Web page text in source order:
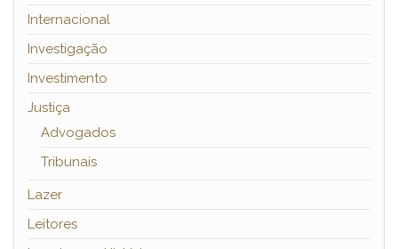
Internacional
Investigação
Investimento
Justiça
Advogados
Tribunais
Lazer
Leitores